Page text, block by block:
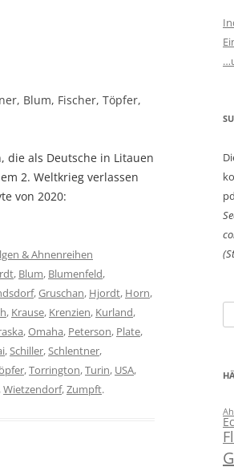
Blum, Fischer, Töpfer,
die als Deutsche in Litauen
2. Weltkrieg verlassen
Laukaityte von 2020:
& Ahnenreihen
, Blum, Blumenfeld,
,Gruschan, Hjordt, Horn,
, Krause, Krenzien, Kurland,
,Omaha, Peterson, Plate,
,Schiller,Schlentner,
,Torrington,Turin, USA,
,Wietzendorf,Zumpft.